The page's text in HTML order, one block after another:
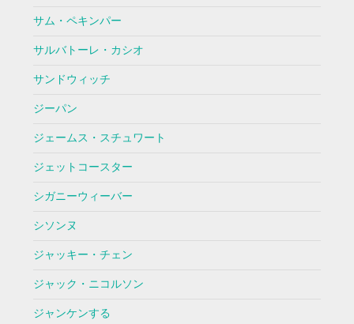
サム・ペキンパー
サルバトーレ・カシオ
サンドウィッチ
ジーパン
ジェームス・スチュワート
ジェットコースター
シガニーウィーバー
シソンヌ
ジャッキー・チェン
ジャック・ニコルソン
ジャンケンする